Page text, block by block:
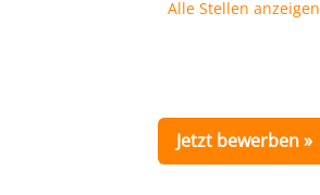
Alle Stellen anzeigen
Jetzt bewerben »